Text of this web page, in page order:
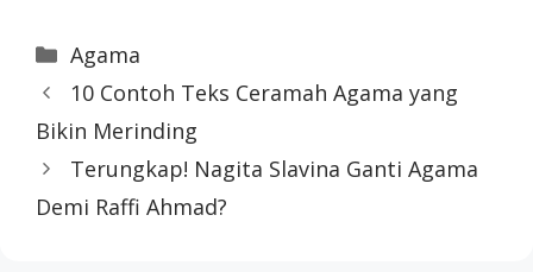
Categories
Agama
10 Contoh Teks Ceramah Agama yang
Bikin Merinding
Terungkap! Nagita Slavina Ganti Agama
Demi Raffi Ahmad?